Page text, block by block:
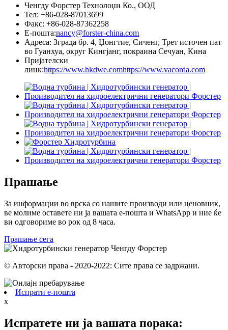
Ченгду Форстер Технолоџи Ко., ООД
Тел: +86-028-87013699
Факс: +86-028-87362258
Е-пошта:nancy@forster-china.com
Адреса: Зграда бр. 4, Џонгтие, Сиченг, Трет источен пат
во Гуанхуа, округ Кингјанг, покраина Сечуан, Кина
Пријателски
линк:https://www.hkdwe.comhttps://www.vacorda.com
Прашање
За информации во врска со нашите производи или ценовник,
ве молиме оставете ни ја вашата е-пошта и WhatsApp и ние ќе
ви одговориме во рок од 8 часа.
Прашање сега
© Авторски права - 2020-2022: Сите права се задржани.
Испрати е-пошта
x
Испратете ни ја вашата порака: